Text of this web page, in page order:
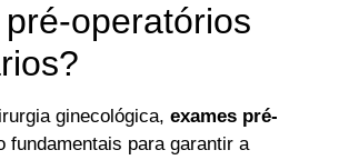
operatórios
ginecológica, exames pré-
fundamentais para garantir a